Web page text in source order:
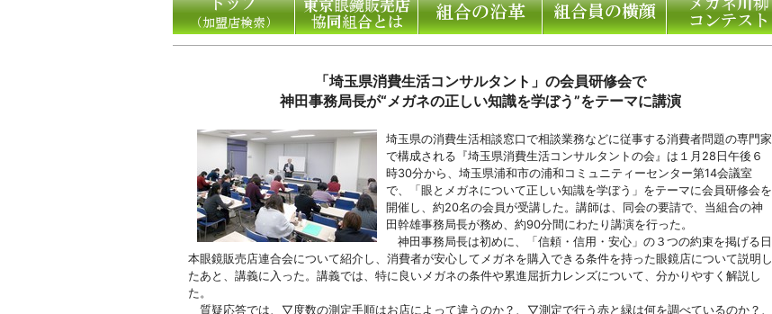
「埼玉県消費生活コンサルタント」の会員研修会で
神田事務局長が“メガネの正しい知識を学ぼう”をテーマに講演
埼玉県の消費生活相談窓口で相談業務などに従事する消費者問題の専門家
で構成される『埼玉県消費生活コンサルタントの会』は１月28日午後６
時30分から、埼玉県浦和市の浦和コミュニティーセンター第14会議室
で、「眼とメガネについて正しい知識を学ぼう」をテーマに会員研修会を
開催し、約20名の会員が受講した。講師は、同会の要請で、当組合の神
田幹雄事務局長が務め、約90分間にわたり講演を行った。
神田事務局長は初めに、「信頼・信用・安心」の３つの約束を掲げる日
本眼鏡販売店連合会について紹介し、消費者が安心してメガネを購入できる条件を持った眼鏡店について説明し
たあと、講義に入った。講義では、特に良いメガネの条件や累進屈折力レンズについて、分かりやすく解説し
た。
質疑応答では、▽度数の測定手順はお店によって違うのか？、▽測定で行う赤と緑は何を調べているのか？、